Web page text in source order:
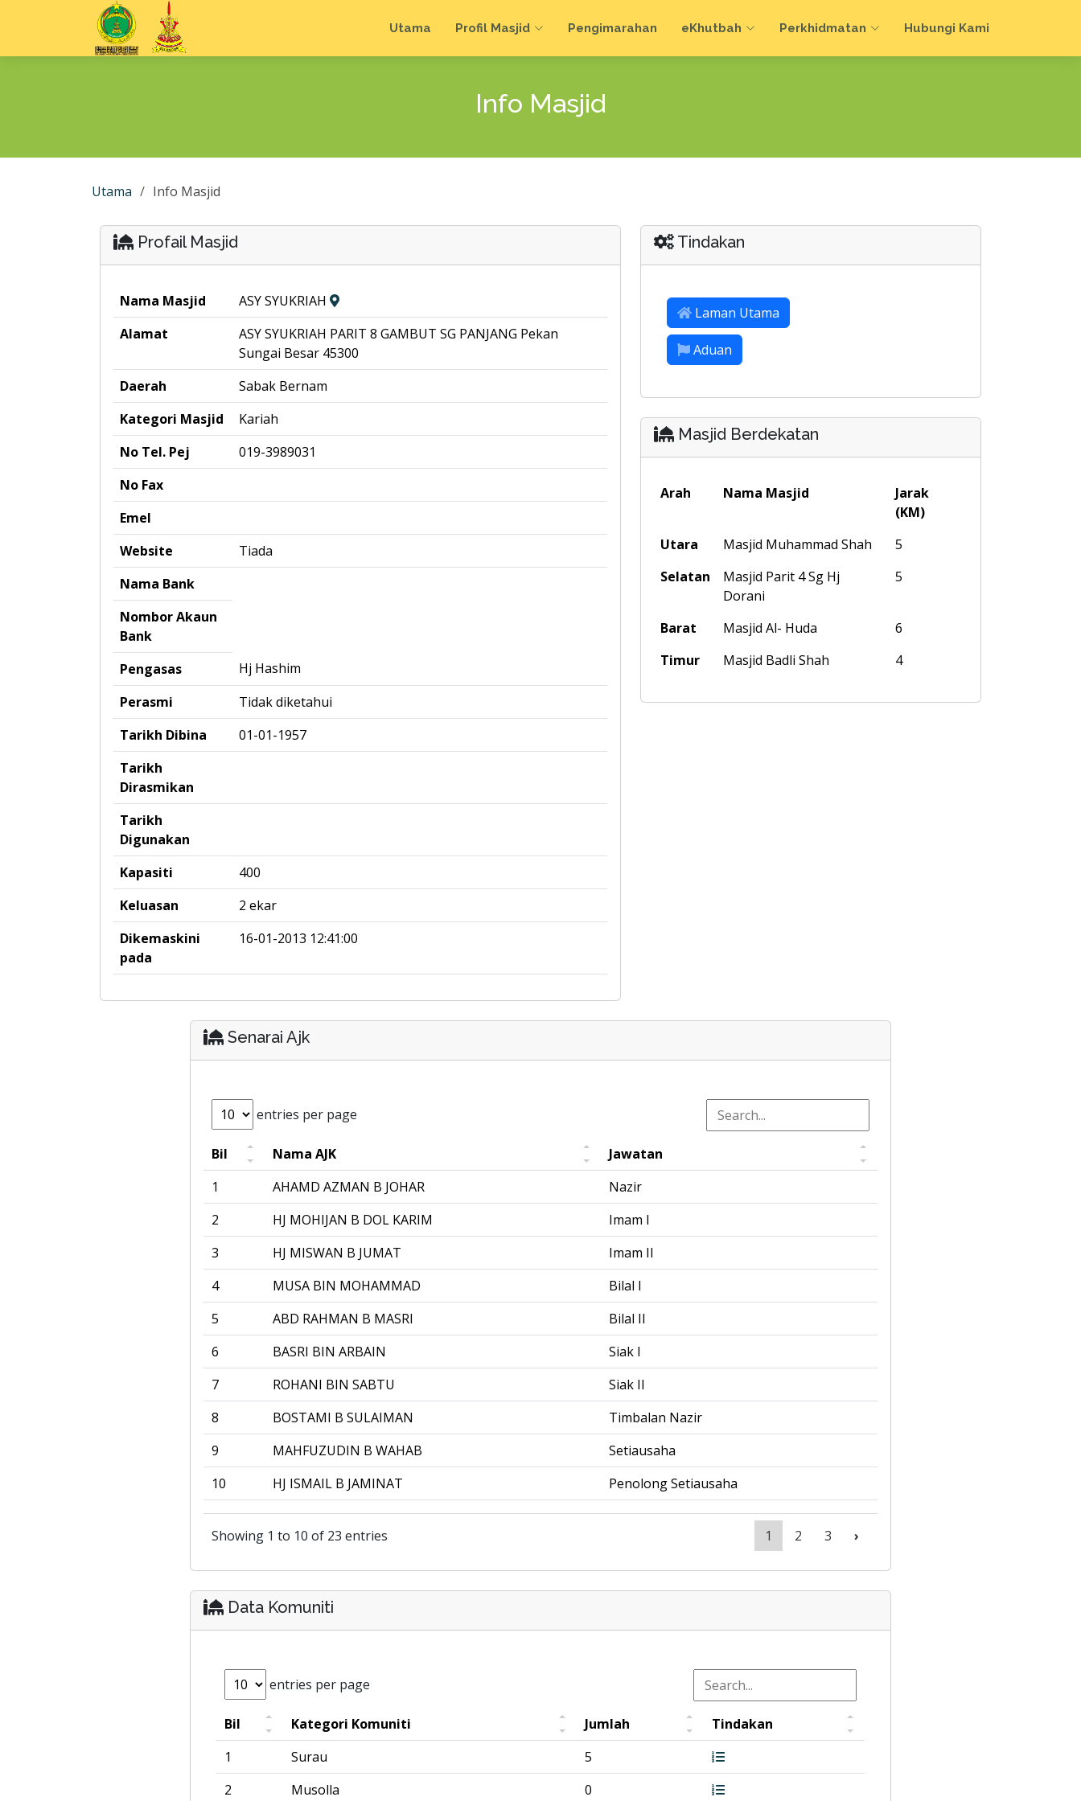
Utama Profil Masjid Pengimarahan eKhutbah Perkhidmatan Hubungi Kami
Info Masjid
Utama Info Masjid
Profail Masjid
Nama Masjid
ASY SYUKRIAH
Alamat
ASY SYUKRIAH PARIT 8 GAMBUT SG PANJANG Pekan
Sungai Besar 45300
Daerah
Sabak Bernam
Kategori Masjid
Kariah
No Tel. Pej
019-3989031
No Fax
Emel
Website
Tiada
Nama Bank
Nombor Akaun
Bank
Pengasas
Hj Hashim
Perasmi
Tidak diketahui
Tarikh Dibina
01-01-1957
Tarikh
Dirasmikan
Tarikh
Digunakan
Kapasiti
400
Keluasan
2 ekar
Dikemaskini
pada
16-01-2013 12:41:00
Tindakan
Laman Utama
Aduan
Masjid Berdekatan
Arah Nama Masjid
Jarak
(KM)
Utara
Masjid Muhammad Shah
5
Selatan
Masjid Parit 4 Sg Hj
Dorani
5
Barat Masjid Al- Huda
6
Timur
Masjid Badli Shah 4
Senarai Ajk
entries per page
Bil Nama AJK
Jawatan
1
AHAMD AZMAN B JOHAR
Nazir
2
HJ MOHIJAN B DOL KARIM
Imam I
3
HJ MISWAN B JUMAT
Imam II
4
MUSA BIN MOHAMMAD
Bilal I
5
ABD RAHMAN B MASRI
Bilal II
6
BASRI BIN ARBAIN
Siak I
7
ROHANI BIN SABTU
Siak II
8
BOSTAMI B SULAIMAN
Timbalan Nazir
9
MAHFUZUDIN B WAHAB
Setiausaha
10
HJ ISMAIL B JAMINAT Penolong Setiausaha
Showing 1 to 10 of 23 entries 1 2 3 ›
Data Komuniti
entries per page
Bil Kategori Komuniti Jumlah
Tindakan
1
Surau
5
2
Musolla
0